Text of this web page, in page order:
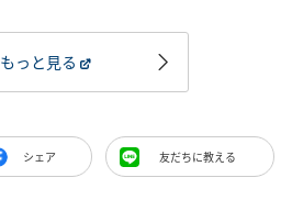
もっと見る
シェア 友だちに教える